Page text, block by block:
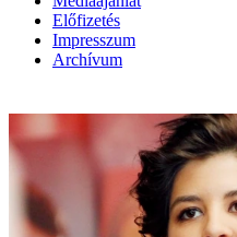
Előfizetés
Impresszum
Archívum